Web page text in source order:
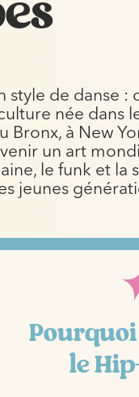
style de danse :
née dans
à New
un art
le funk et la
jeunes
le